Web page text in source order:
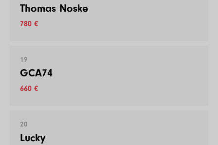
Thomas Noske
780 €
19
GCA74
660 €
20
Lucky